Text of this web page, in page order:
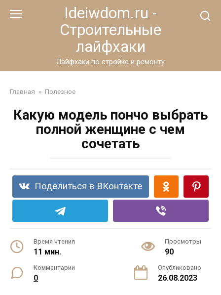
Ideiwdom.ru -
Строительные
лайфхаки
Лайфхаки по стройке и ремонту
Главная » Полезное
Какую модель пончо выбрать
полной женщине с чем
сочетать
Поделиться в ВКонтакте
Время чтения
11 мин.
Просмотры
90
Комментарии
0
Опубликовано
26.08.2023